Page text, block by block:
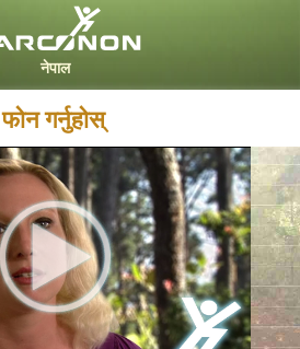
Czech
Turkish
सबै क्षेत्र /भाषा
फोन गर्नुहोस्